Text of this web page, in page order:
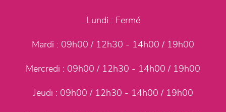
Lundi : Fermé
Mardi : 09h00 / 12h30 - 14h00 / 19h00
Mercredi : 09h00 / 12h30 - 14h00 / 19h00
Jeudi : 09h00 / 12h30 - 14h00 / 19h00